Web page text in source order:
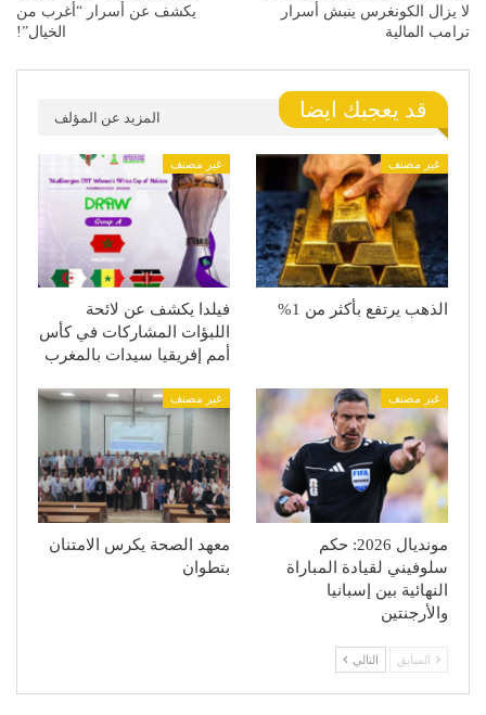
لا يزال الكونغرس ينبش أسرار
ترامب المالية
يكشف عن أسرار “أغرب من
الخيال”!
قد يعجبك ايضا المزيد عن المؤلف
غير مصنف
الذهب يرتفع بأكثر من 1%
غير مصنف
فيلدا يكشف عن لائحة
اللبؤات المشاركات في كأس
أمم إفريقيا سيدات بالمغرب
غير مصنف
مونديال 2026: حكم
سلوفيني لقيادة المباراة
النهائية بين إسبانيا
والأرجنتين
غير مصنف
معهد الصحة يكرس الامتنان
بتطوان
السابق التالي